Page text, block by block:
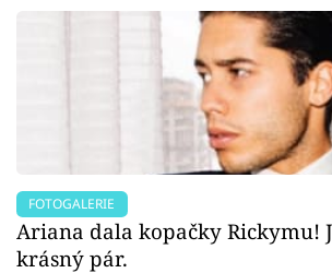
FOTOGALERIE
Ariana dala kopačky Rickymu!
krásný pár.